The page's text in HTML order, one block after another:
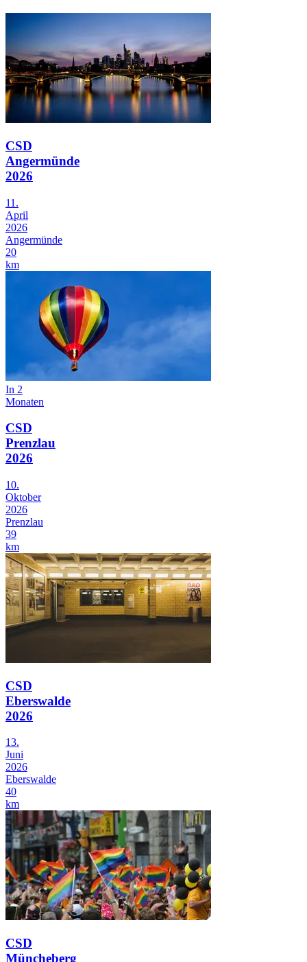
CSD
Angermünde
2026
11.
April
2026
Angermünde
20
km
In 2
Monaten
CSD
Prenzlau
2026
10.
Oktober
2026
Prenzlau
39
km
CSD
Eberswalde
2026
13.
Juni
2026
Eberswalde
40
km
CSD
Müncheberg